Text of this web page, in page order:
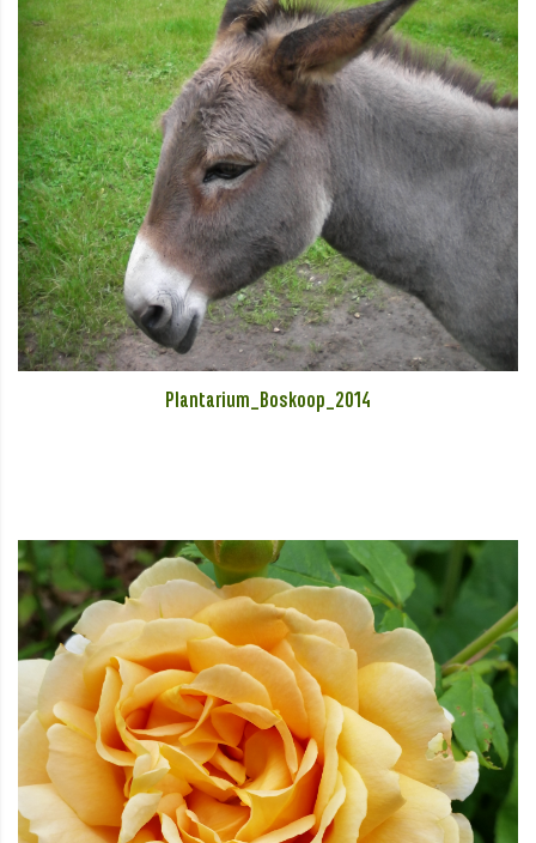
Plantarium_Boskoop_2014